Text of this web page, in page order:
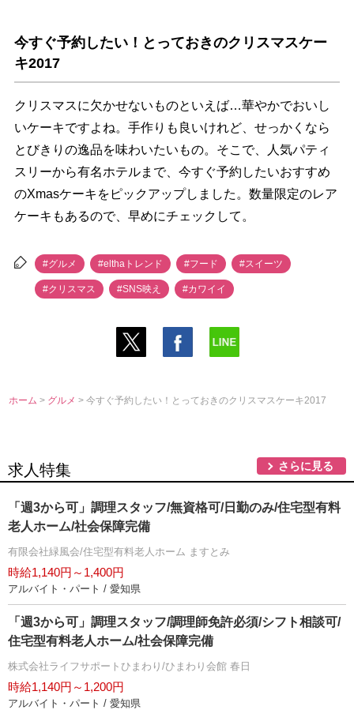
今すぐ予約したい！とっておきのクリスマスケー
キ2017
クリスマスに欠かせないものといえば…華やかでおいし
いケーキですよね。手作りも良いけれど、せっかくなら
とびきりの逸品を味わいたいもの。そこで、人気パティ
スリーから有名ホテルまで、今すぐ予約したいおすすめ
のXmasケーキをピックアップしました。数量限定のレア
ケーキもあるので、早めにチェックして。
#グルメ #elthaトレンド #フード #スイーツ
#クリスマス #SNS映え #カワイイ
ホーム > グルメ> 今すぐ予約したい！とっておきのクリスマスケーキ2017
求人特集 さらに見る
「週3から可」調理スタッフ/無資格可/日勤のみ/住宅型有料
老人ホーム/社会保障完備
有限会社緑風会/住宅型有料老人ホーム ますとみ
時給1,140円～1,400円
アルバイト・パート / 愛知県
「週3から可」調理スタッフ/調理師免許必須/シフト相談可/
住宅型有料老人ホーム/社会保障完備
株式会社ライフサポートひまわり/ひまわり会館 春日
時給1,140円～1,200円
アルバイト・パート / 愛知県